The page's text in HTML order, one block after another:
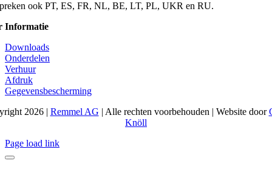
ook PT, ES, FR, NL, BE, LT, PL, UKR en RU.
Informatie
Downloads
Onderdelen
Verhuur
Afdruk
Gegevensbescherming
2026 | Remmel AG | Alle rechten voorbehouden | Website door
Knöll
Page load link